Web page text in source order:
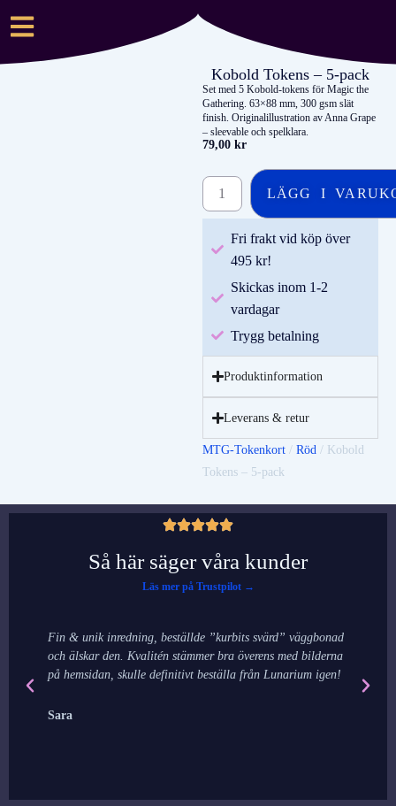
Kobold Tokens – 5-pack
Set med 5 Kobold-tokens för Magic the
Gathering. 63×88 mm, 300 gsm slät
finish. Originalillustration av Anna Grape
– sleevable och spelklara.
79,00 kr
LÄGG I
Fri frakt vid köp över
495 kr!
Skickas inom 1-2
vardagar
Trygg betalning
Produktinformation
Leverans & retur
MTG-Tokenkort/ Röd / Kobold
Tokens – 5-pack
Så här säger våra kunder
Läs mer på Trustpilot →
Fin & unik inredning, beställde ”kurbits svärd” väggbonad
och älskar den. Kvalitén stämmer bra överens med bilderna
på hemsidan, skulle definitivt beställa från Lunarium igen!
Sara